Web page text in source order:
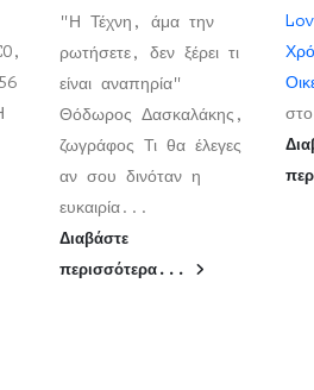
"Η Τέχνη, άμα την
ρωτήσετε, δεν ξέρει τι
είναι αναπηρία"
Θόδωρος Δασκαλάκης,
ζωγράφος Τι θα έλεγες
αν σου δινόταν η
ευκαιρία...
Διαβάστε
περισσότερα...